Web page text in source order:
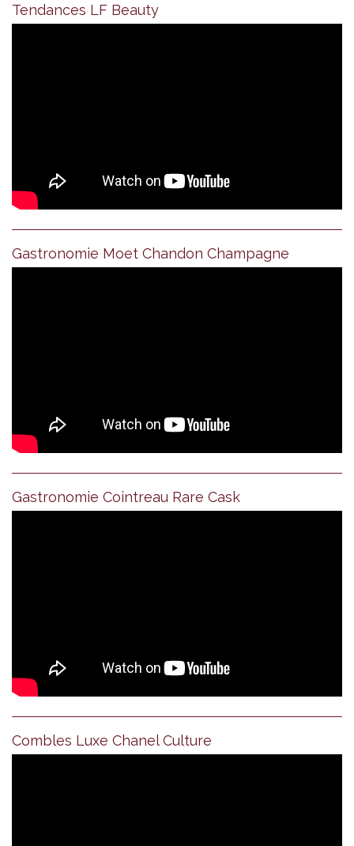
Tendances LF Beauty
Gastronomie Moet Chandon Champagne
Gastronomie Cointreau Rare Cask
Combles Luxe Chanel Culture